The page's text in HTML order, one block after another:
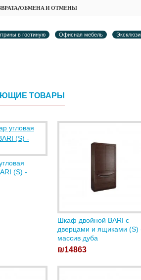
ОБМЕНА И ОТМЕНЫ
в гостиную Офисная мебель
ТОВАРЫ
(S) -
Шкаф двойной BARI с
дверцами и ящиками (S)
массив дуба
₪14863